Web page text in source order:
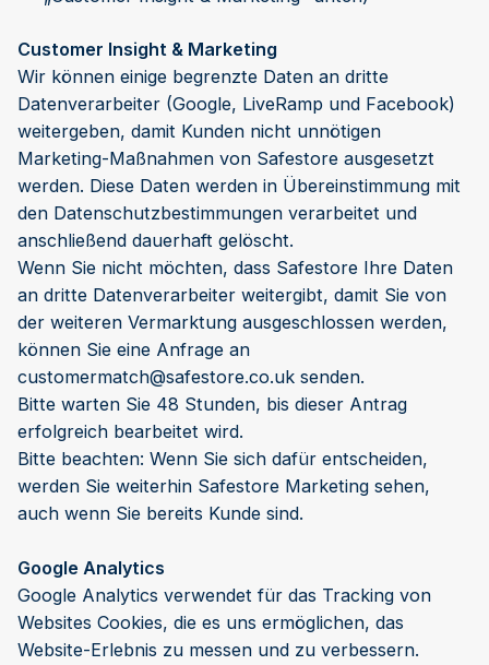
Customer Insight & Marketing
Wir können einige begrenzte Daten an dritte
Datenverarbeiter (Google, LiveRamp und Facebook)
weitergeben, damit Kunden nicht unnötigen
Marketing-Maßnahmen von Safestore ausgesetzt
werden. Diese Daten werden in Übereinstimmung mit
den Datenschutzbestimmungen verarbeitet und
anschließend dauerhaft gelöscht.
Wenn Sie nicht möchten, dass Safestore Ihre Daten
an dritte Datenverarbeiter weitergibt, damit Sie von
der weiteren Vermarktung ausgeschlossen werden,
können Sie eine Anfrage an
customermatch@safestore.co.uk senden.
Bitte warten Sie 48 Stunden, bis dieser Antrag
erfolgreich bearbeitet wird.
Bitte beachten: Wenn Sie sich dafür entscheiden,
werden Sie weiterhin Safestore Marketing sehen,
auch wenn Sie bereits Kunde sind.
Google Analytics
Google Analytics verwendet für das Tracking von
Websites Cookies, die es uns ermöglichen, das
Website-Erlebnis zu messen und zu verbessern.